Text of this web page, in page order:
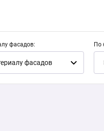
фасадов:
фасадов
По